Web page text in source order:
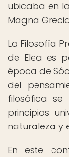
ubicaba en
Magna
La Filosofía
de Elea es
época de
del
filosófica
principios
naturaleza y
En este